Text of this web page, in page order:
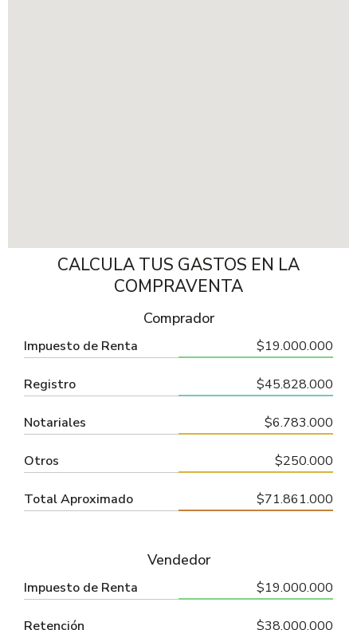
CALCULA TUS GASTOS EN LA
COMPRAVENTA
Comprador
Impuesto de Renta $19.000.000
Registro $45.828.000
Notariales $6.783.000
Otros $250.000
Total Aproximado $71.861.000
Vendedor
Impuesto de Renta $19.000.000
Retención $38.000.000